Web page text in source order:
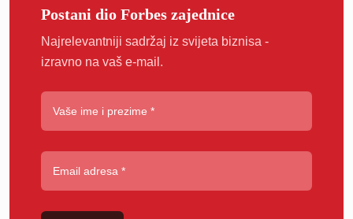
Postani dio Forbes zajednice
Najrelevantniji sadržaj iz svijeta biznisa -
izravno na vaš e-mail.